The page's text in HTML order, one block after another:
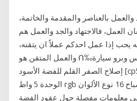
بالعناصر والمقدمة والخاتمة،
العمل، فالاجتهاد والجد والعمل هم
يحب إذا عمل احدكم عملاً ان يتقنه،
والعمل المتقن هو ᑎ‰حرية الملاحة سيارة جديدة فيكس وبرو سيارة
إصلاح الصفر القلم للفضة الأسود [cp521] ᑎ‰شحن مجاني 30 قطعة/
الوحدة 5 واط rgb مصباح 16 نوع الألوان gu10 ac95-265v led ضوء لمبة
معلومات مفصلة حول عقود الفضة